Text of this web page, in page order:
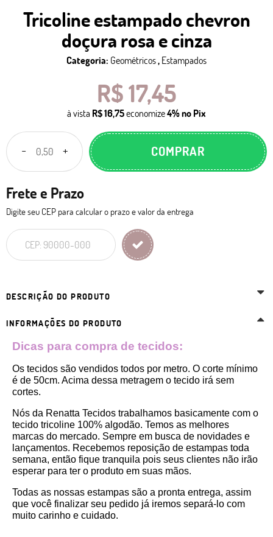
Tricoline estampado chevron
doçura rosa e cinza
Categoria: Geométricos, Estampados
R$ 17,45
à vista R$ 16,75economize4%no Pix
COMPRAR
Frete e Prazo
Digite seu CEP para calcular o prazo e valor da entrega
DESCRIÇÃO DO PRODUTO
INFORMAÇÕES DO PRODUTO
Dicas para compra de tecidos:
Os tecidos são vendidos todos por metro. O corte mínimo
é de 50cm. Acima dessa metragem o tecido irá sem
cortes.
Nós da Renatta Tecidos trabalhamos basicamente com o
tecido tricoline 100% algodão. Temos as melhores
marcas do mercado. Sempre em busca de novidades e
lançamentos. Recebemos reposição de estampas toda
semana, então fique tranquila pois seus clientes não irão
esperar para ter o produto em suas mãos.
Todas as nossas estampas são a pronta entrega, assim
que você finalizar seu pedido já iremos separá-lo com
muito carinho e cuidado.